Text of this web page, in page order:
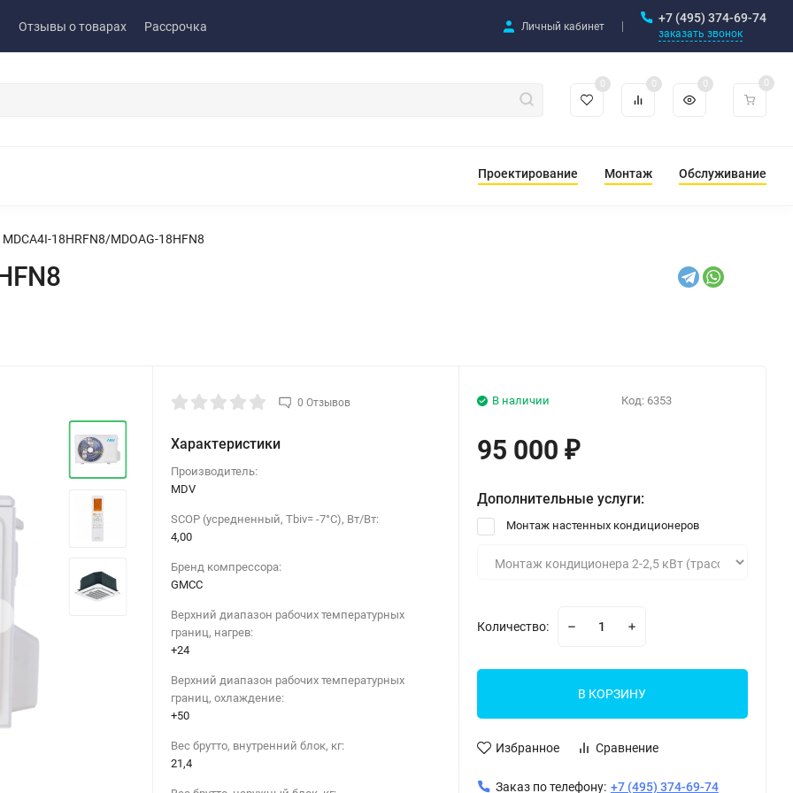
Отзывы о товарах Рассрочка Личный кабинет
+7 (495) 374-69-74
заказать звонок
0 0 0 0
Проектирование Монтаж Обслуживание
MDCA4I-18HRFN8/MDOAG-18HFN8
0 Отзывов
Характеристики
Производитель:
MDV
SCOP (усредненный, Tbiv= -7°C), Вт/Вт:
4,00
Бренд компрессора:
GMCC
Верхний диапазон рабочих температурных
границ, нагрев:
+24
Верхний диапазон рабочих температурных
границ, охлаждение:
+50
Вес брутто, внутренний блок, кг:
21,4
Код: 6353
В наличии
95 000 ₽
Дополнительные услуги:
Монтаж настенных кондиционеров
Количество:
В КОРЗИНУ
Избранное Сравнение
Заказ по телефону: +7 (495) 374-69-74